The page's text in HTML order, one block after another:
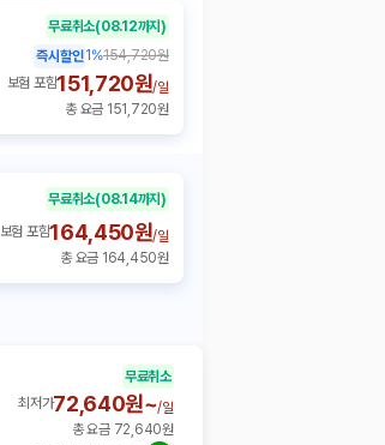
무료취소(08.12까지)
즉시할인1%154,720원
보험 포함151,720원/일
총 요금 151,720원
무료취소(08.14까지)
보험 포함164,450원/일
총 요금 164,450원
무료취소
최저가72,640원~/일
총 요금 72,640원